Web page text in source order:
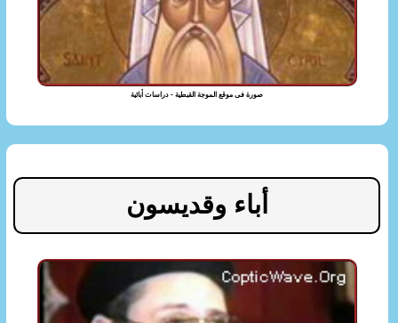
صورة فى موقع الموجة القبطية - دراسات أبائية
أباء وقديسون